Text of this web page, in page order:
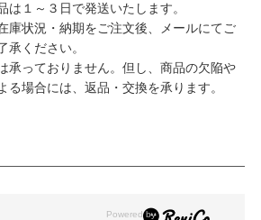
は１～３日で発送いたします。
庫状況・納期をご注文後、メールにてご
承ください。
承っておりません。但し、商品の欠陥や
る場合には、返品・交換を承ります。